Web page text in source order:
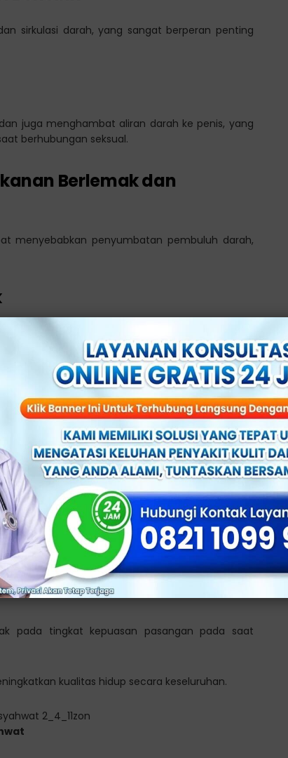
sirkulasi darah, yang sangat berperan penting
juga menghambat aliran darah ke penis, yang
berhubungan seksual.
Berlemak dan
menyebabkan penyumbatan pembuluh darah,
testosteron, yang dapat memengaruhi gairah
terhindar dari gangguan kesehatan seksual
seksual.
Pantangan
ereksi, sangatlah penting untuk menjaga
hal.
kemampuan seksualnya secara
pada tingkat kepuasan pasangan pada saat
kualitas hidup secara keseluruhan.